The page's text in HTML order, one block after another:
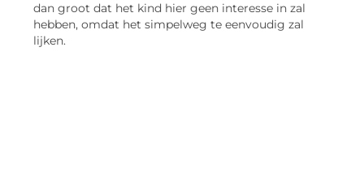
dan groot dat het kind hier geen interesse in zal
hebben, omdat het simpelweg te eenvoudig zal
lijken.